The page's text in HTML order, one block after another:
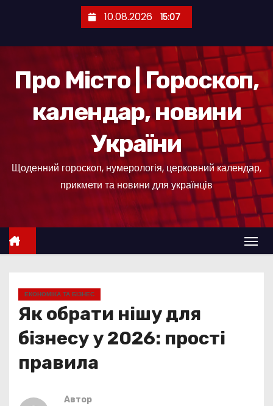
е
10.08.2026 15:07
Про Місто | Гороскоп,
календар, новини
України
Щоденний гороскоп, нумерологія, церковний календар,
прикмети та новини для українців
ЕКОНОМІКА ТА БІЗНЕС
Як обрати нішу для
бізнесу у 2026: прості
правила
Автор